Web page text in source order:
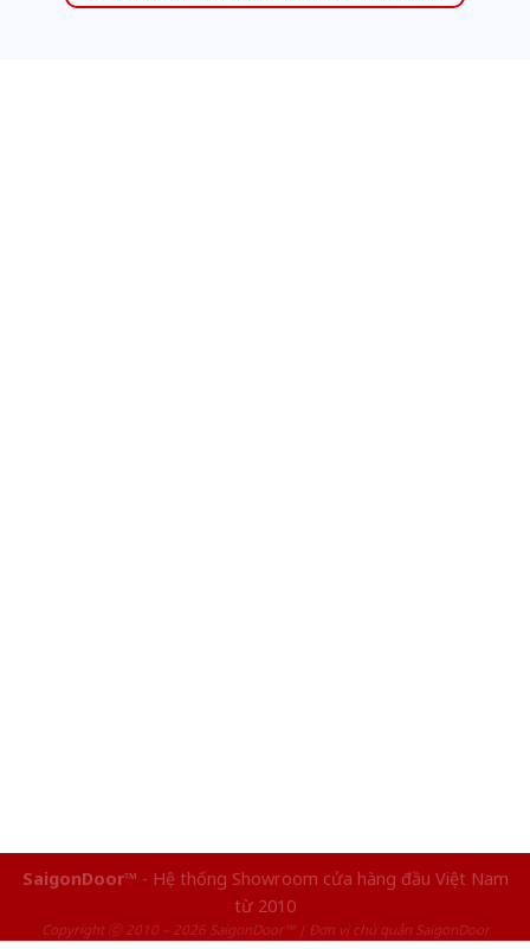
SaigonDoor™ - Hệ thống Showroom cửa hàng đầu Việt Nam
từ 2010
Copyright ⓒ 2010 – 2026 SaigonDoor™ | Đơn vị chủ quản SaigonDoor